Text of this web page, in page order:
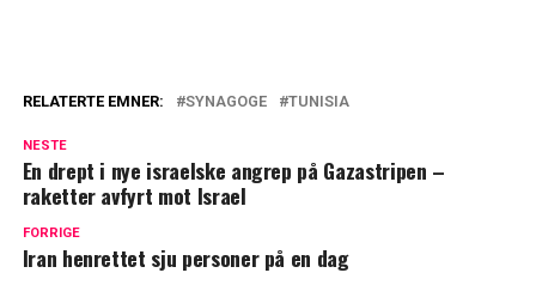
RELATERTE EMNER: SYNAGOGE TUNISIA
NESTE
En drept i nye israelske angrep på Gazastripen –
raketter avfyrt mot Israel
FORRIGE
Iran henrettet sju personer på en dag